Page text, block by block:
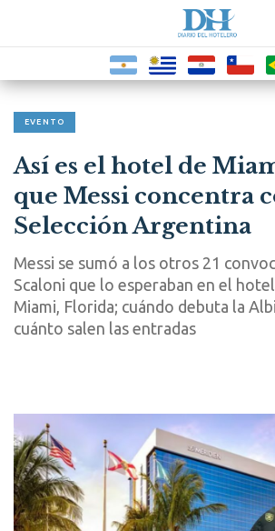
EVENTO
Así es el hotel de
que Messi concentra
Selección Argentina
Messi se sumó a los otros 21
Scaloni que lo esperaban en el
Miami, Florida; cuándo debuta la
cuánto salen las entradas